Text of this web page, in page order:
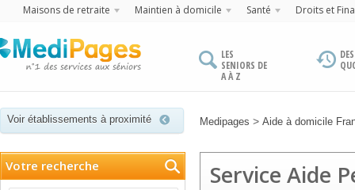
Maisons de retraite Maintien à domicile Santé Droits et
LES
SENIORS DE
A À Z
Voir établissements à proximité Medipages > Aide à domicile
Votre recherche Service Aide